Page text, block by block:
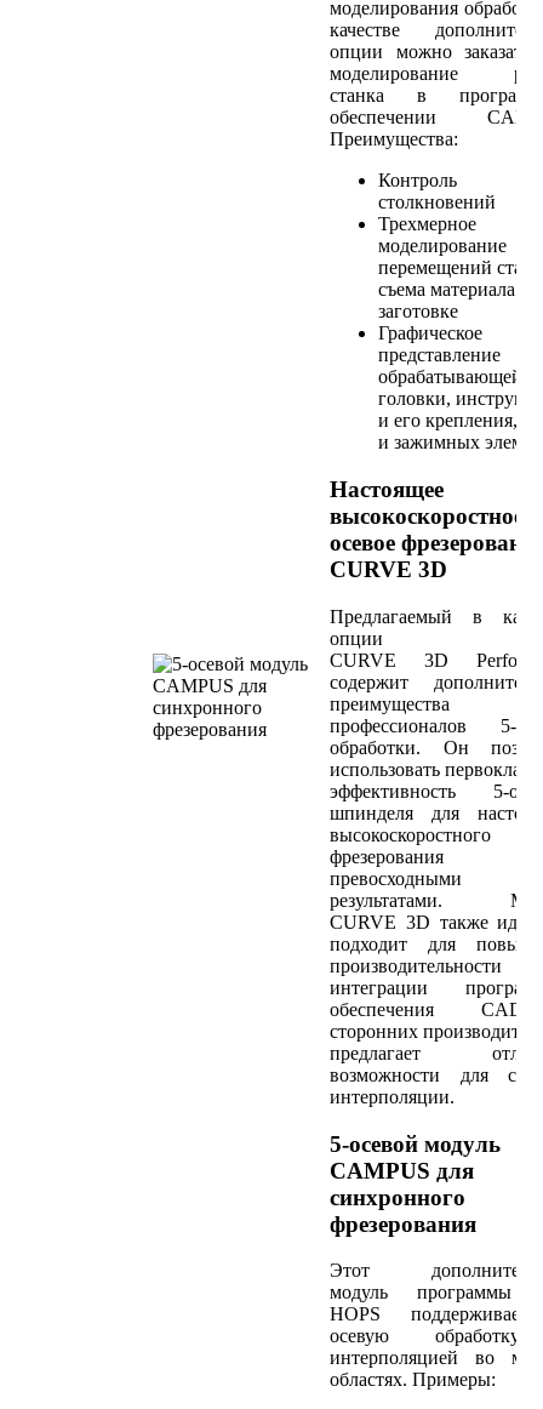
моделирования
качестве
опции можно заказать
моделирование
станка в
обеспечении
Преимущества:
Контроль
столкновений
Трехмерное
моделирование
перемещений
съема материала на
заготовке
Графическое
представление
обрабатывающей
головки,
и его крепления,
и зажимных
Настоящее
высокоскоростное
осевое
CURVE 3D
Предлагаемый в
опции
CURVE 3D
содержит
преимущества
профессионалов 5-
обработки. Он
использовать
эффективность 5-
шпинделя для
высокоскоростного
превосходными
результатами.
CURVE 3D также
подходит для
производительности
интеграции
обеспечения CAD/
сторонних
предлагает
возможности для
интерполяции.
5-осевой модуль
CAMPUS для
синхронного
фрезерования
Этот
модуль программы
HOPS
осевую
интерполяцией во
областях. Примеры: